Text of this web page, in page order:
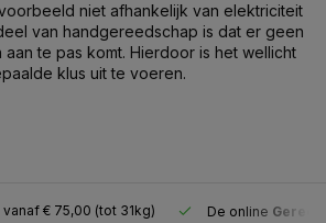
niet afhankelijk van elektriciteit
van handgereedschap is dat er geen
te pas komt. Hierdoor is het wellicht
klus uit te voeren.
vanaf € 75,00 (tot 31kg) De online